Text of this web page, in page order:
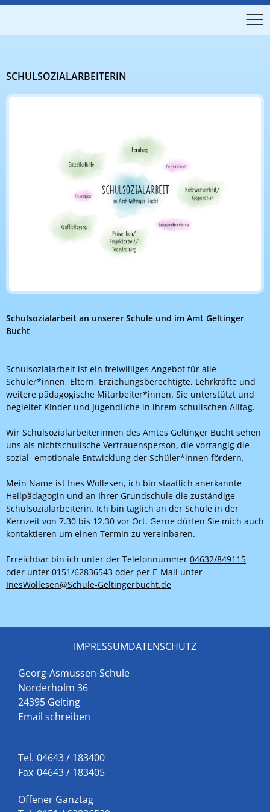
SCHULSOZIALARBEITERIN
Schulsozialarbeit an unserer Schule und im Amt Geltinger
Bucht
Schulsozialarbeit ist ein freiwilliges Angebot für alle
Schüler*innen, Eltern, Erziehungsberechtigte, Lehrkräfte und
weitere pädagogische Mitarbeiter*innen. Sie unterstützt und
begleitet Kinder und Jugendliche in ihrem schulischen Alltag.
Wir Schulsozialarbeiterinnen des Amtes Geltinger Bucht sehen
uns als nichtschulische Vertrauensperson, die vorrangig die
sozial- emotionale Entwicklung der Schüler*innen fördern.
Mein Name ist Ines Wollesen, ich bin staatlich anerkannte
Heilpädagogin und an Ihrer Grundschule die zuständige
Schulsozialarbeiterin. Ich bin täglich an der Schule in der
Kernzeit von 7.30 bis 12.30 vor Ort. Gerne dürfen Sie mich auch
kontaktieren um einen Termin zu vereinbaren.
Erreichbar bin ich unter der Telefonnummer 04632/849115
oder unter 0151/62836543 oder per E-Mail unter
InesWollesen@Schule-Geltingerbucht.de
Georg-Asmussen-Schule
Norderholm 36
24395 Gelting
Email schreiben
Tel. 04643 / 183400
Fax 04643 / 183405
Offener Ganztag
IMPRESSUMDATENSCHUTZ